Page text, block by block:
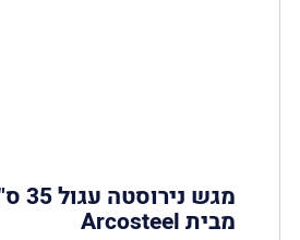
מגש
מבית Arcosteel